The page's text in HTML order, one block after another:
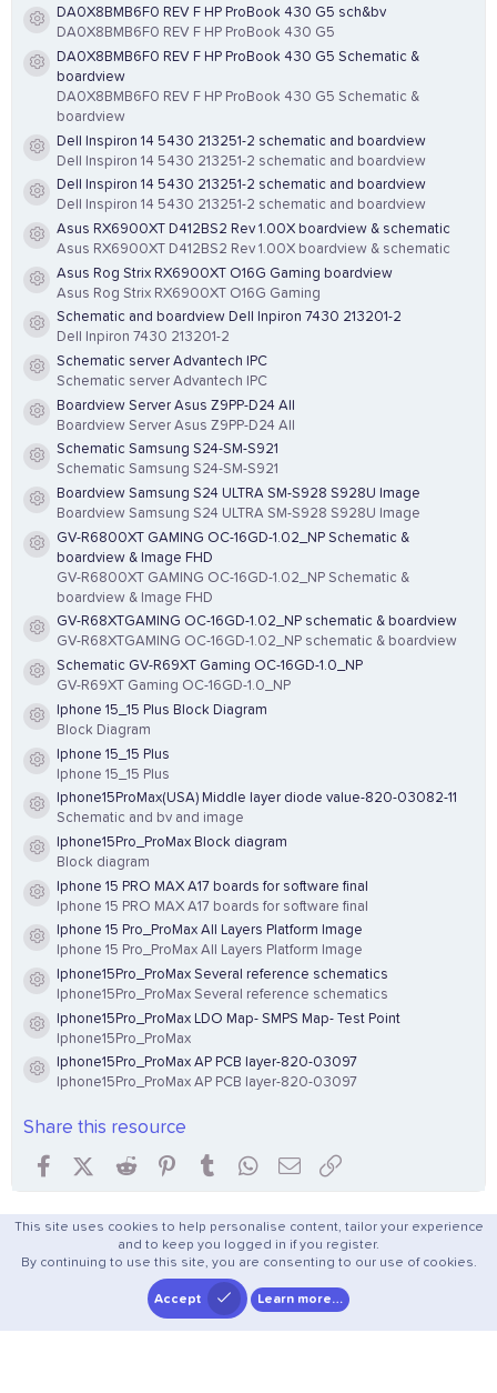
Resource icon
DA0X8BMB6F0 REV F HP ProBook 430 G5 sch&bv
DA0X8BMB6F0 REV F HP ProBook 430 G5
Resource icon
DA0X8BMB6F0 REV F HP ProBook 430 G5 Schematic &
boardview
DA0X8BMB6F0 REV F HP ProBook 430 G5 Schematic &
boardview
Resource icon
Dell Inspiron 14 5430 213251-2 schematic and boardview
Dell Inspiron 14 5430 213251-2 schematic and boardview
Resource icon
Dell Inspiron 14 5430 213251-2 schematic and boardview
Dell Inspiron 14 5430 213251-2 schematic and boardview
Resource icon
Asus RX6900XT D412BS2 Rev 1.00X boardview & schematic
Asus RX6900XT D412BS2 Rev 1.00X boardview & schematic
Resource icon
Asus Rog Strix RX6900XT O16G Gaming boardview
Asus Rog Strix RX6900XT O16G Gaming
Resource icon
Schematic and boardview Dell Inpiron 7430 213201-2
Dell Inpiron 7430 213201-2
Resource icon
Schematic server Advantech IPC
Schematic server Advantech IPC
Resource icon
Boardview Server Asus Z9PP-D24 All
Boardview Server Asus Z9PP-D24 All
Resource icon
Schematic Samsung S24-SM-S921
Schematic Samsung S24-SM-S921
Resource icon
Boardview Samsung S24 ULTRA SM-S928 S928U Image
Boardview Samsung S24 ULTRA SM-S928 S928U Image
Resource icon
GV-R6800XT GAMING OC-16GD-1.02_NP Schematic &
boardview & Image FHD
GV-R6800XT GAMING OC-16GD-1.02_NP Schematic &
boardview & Image FHD
Resource icon
GV-R68XTGAMING OC-16GD-1.02_NP schematic & boardview
GV-R68XTGAMING OC-16GD-1.02_NP schematic & boardview
Resource icon
Schematic GV-R69XT Gaming OC-16GD-1.0_NP
GV-R69XT Gaming OC-16GD-1.0_NP
Resource icon
Iphone 15_15 Plus Block Diagram
Block Diagram
Resource icon
Iphone 15_15 Plus
Iphone 15_15 Plus
Resource icon
Iphone15ProMax(USA) Middle layer diode value-820-03082-11
Schematic and bv and image
Resource icon
Iphone15Pro_ProMax Block diagram
Block diagram
Resource icon
Iphone 15 PRO MAX A17 boards for software final
Iphone 15 PRO MAX A17 boards for software final
Resource icon
Iphone 15 Pro_ProMax All Layers Platform Image
Iphone 15 Pro_ProMax All Layers Platform Image
Resource icon
Iphone15Pro_ProMax Several reference schematics
Iphone15Pro_ProMax Several reference schematics
Resource icon
Iphone15Pro_ProMax LDO Map- SMPS Map- Test Point
Iphone15Pro_ProMax
Resource icon
Iphone15Pro_ProMax AP PCB layer-820-03097
Iphone15Pro_ProMax AP PCB layer-820-03097
Share this resource
FacebookX (Twitter)
Reddit PinterestTumblr WhatsApp
Email
This site uses cookies to help personalise content, tailor your experience
and to keep you logged in if you register.
By continuing to use this site, you are consenting to our use of cookies.
Accept Learn more…